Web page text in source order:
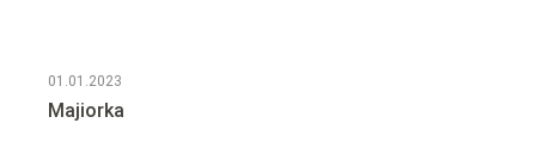
01.01.2023
Majiorka